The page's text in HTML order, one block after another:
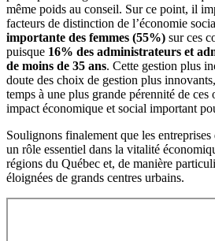
même poids au conseil. Sur ce point, il
facteurs de distinction de l’économie
importante des femmes (55%) sur ces
puisque 16% des administrateurs et
de moins de 35 ans. Cette gestion plus
doute des choix de gestion plus
temps à une plus grande pérennité de
impact économique et social important
Soulignons finalement que les
un rôle essentiel dans la vitalité
régions du Québec et, de manière
éloignées de grands centres urbains.